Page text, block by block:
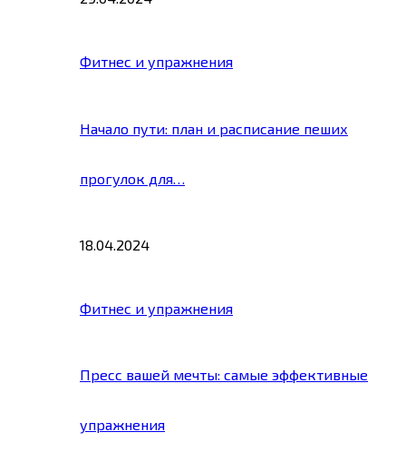
Фитнес и упражнения
Начало пути: план и расписание пеших
прогулок для…
18.04.2024
Фитнес и упражнения
Пресс вашей мечты: самые эффективные
упражнения